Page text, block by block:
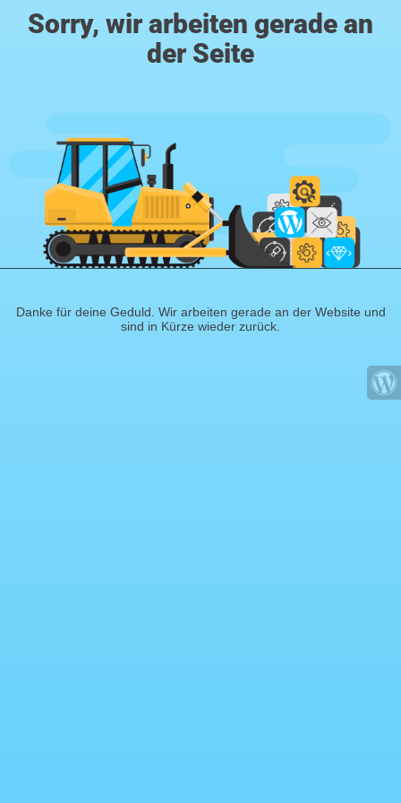
Sorry, wir arbeiten gerade an
der Seite
Danke für deine Geduld. Wir arbeiten gerade an der Website und
sind in Kürze wieder zurück.